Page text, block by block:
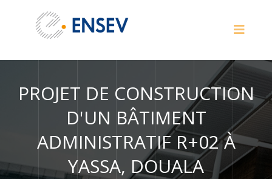
PROJET DE CONSTRUCTION
D'UN BÂTIMENT
ADMINISTRATIF R+02 À
YASSA, DOUALA